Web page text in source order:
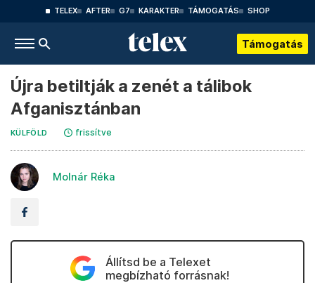
TELEX AFTER G7 KARAKTER TÁMOGATÁS SHOP
Támogatás
Újra betiltják a zenét a tálibok
Afganisztánban
KÜLFÖLD frissítve
Molnár Réka
Állítsd be a Telexet
megbízható forrásnak!